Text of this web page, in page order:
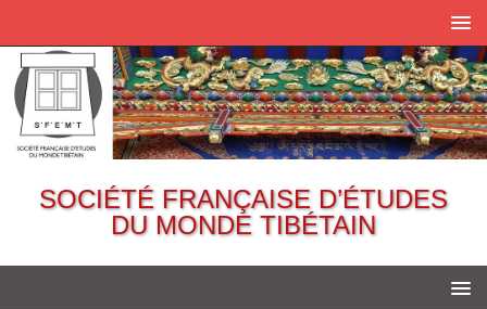
SOCIÉTÉ FRANÇAISE D’ÉTUDES
DU MONDE TIBÉTAIN